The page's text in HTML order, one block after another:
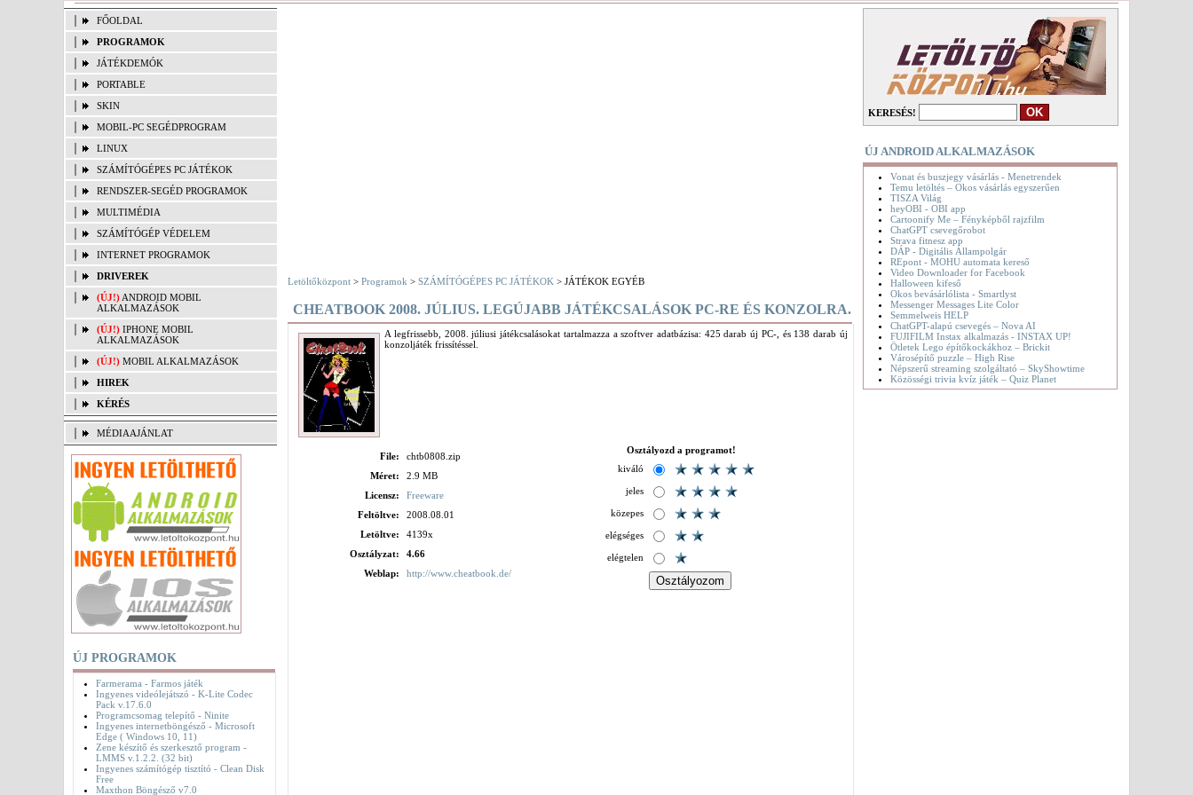
FŐOLDAL
PROGRAMOK
JÁTÉKDEMÓK
PORTABLE
SKIN
MOBIL-PC SEGÉDPROGRAM
LINUX
SZÁMÍTÓGÉPES PC JÁTÉKOK
RENDSZER-SEGÉD PROGRAMOK
MULTIMÉDIA
SZÁMÍTÓGÉP VÉDELEM
INTERNET PROGRAMOK
DRIVEREK
(ÚJ!) ANDROID MOBIL
ALKALMAZÁSOK
(ÚJ!) IPHONE MOBIL
ALKALMAZÁSOK
(ÚJ!) MOBIL ALKALMAZÁSOK
HIREK
KÉRÉS
MÉDIAAJÁNLAT
ÚJ PROGRAMOK
Farmerama - Farmos játék
Ingyenes videólejátszó - K-Lite Codec
Pack v.17.6.0
Programcsomag telepítő - Ninite
Ingyenes internetböngésző - Microsoft
Edge ( Windows 10, 11)
Zene készítő és szerkesztő program -
LMMS v.1.2.2. (32 bit)
Ingyenes számítógép tisztító - Clean Disk
Free
Maxthon Böngésző v7.0
Letöltőközpont > Programok > SZÁMÍTÓGÉPES PC JÁTÉKOK > JÁTÉKOK EGYÉB
CHEATBOOK 2008. JÚLIUS. LEGÚJABB JÁTÉKCSALÁSOK PC-RE ÉS KONZOLRA.
A legfrissebb, 2008. júliusi játékcsalásokat tartalmazza a szoftver adatbázisa: 425 darab új PC-, és 138 darab új
konzoljáték frissítéssel.
File:
chtb0808.zip
Méret:
2.9 MB
Licensz:
Freeware
Feltöltve:
2008.08.01
Letöltve:
4139x
Osztályzat:
4.66
Weblap:
http://www.cheatbook.de/
Osztályozd a programot!
kiváló
jeles
közepes
elégséges
elégtelen
KERESÉS!
ÚJ ANDROID ALKALMAZÁSOK
Vonat és buszjegy vásárlás - Menetrendek
Temu letöltés – Okos vásárlás egyszerűen
TISZA Világ
heyOBI - OBI app
Cartoonify Me – Fényképből rajzfilm
ChatGPT csevegőrobot
Strava fitnesz app
DÁP - Digitális Állampolgár
REpont - MOHU automata kereső
Video Downloader for Facebook
Halloween kifeső
Okos bevásárlólista - Smartlyst
Messenger Messages Lite Color
Semmelweis HELP
ChatGPT-alapú csevegés – Nova AI
FUJIFILM Instax alkalmazás - INSTAX UP!
Ötletek Lego építőkockákhoz – Brickit
Városépítő puzzle – High Rise
Népszerű streaming szolgáltató – SkyShowtime
Közösségi trivia kvíz játék – Quiz Planet